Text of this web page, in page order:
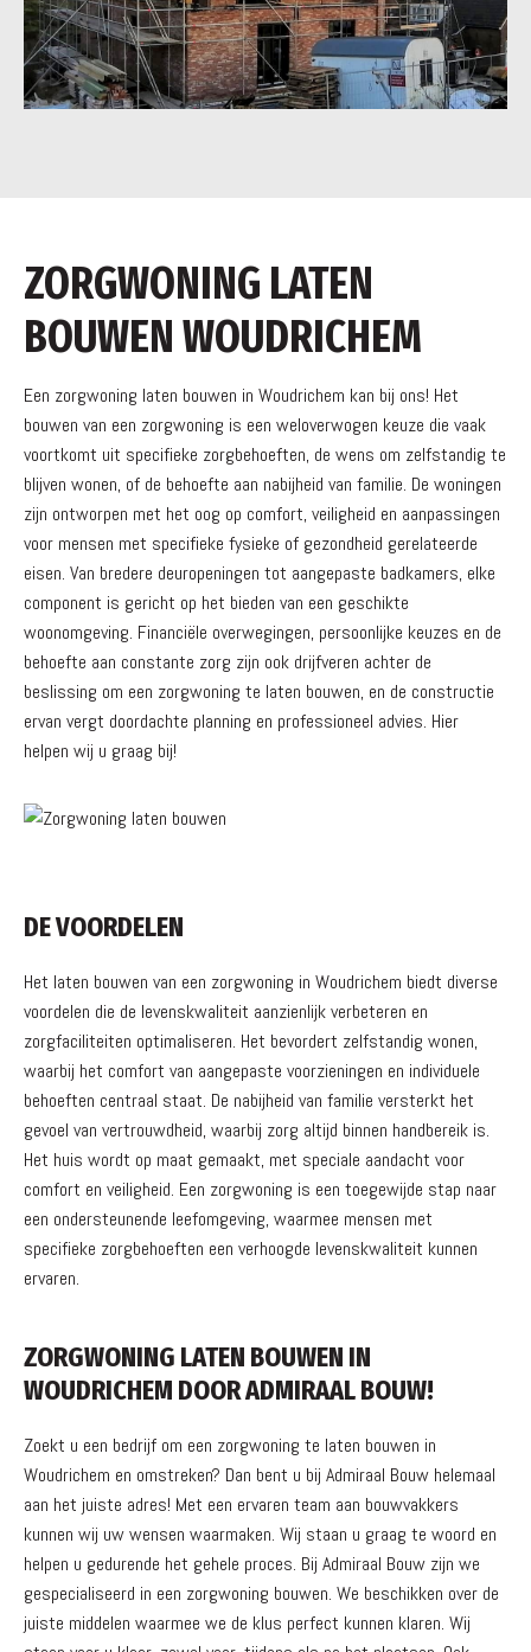
ZORGWONING LATEN
BOUWEN WOUDRICHEM
Een zorgwoning laten bouwen in Woudrichem kan bij ons! Het
bouwen van een zorgwoning is een weloverwogen keuze die vaak
voortkomt uit specifieke zorgbehoeften, de wens om zelfstandig te
blijven wonen, of de behoefte aan nabijheid van familie. De woningen
zijn ontworpen met het oog op comfort, veiligheid en aanpassingen
voor mensen met specifieke fysieke of gezondheid gerelateerde
eisen. Van bredere deuropeningen tot aangepaste badkamers, elke
component is gericht op het bieden van een geschikte
woonomgeving. Financiële overwegingen, persoonlijke keuzes en de
behoefte aan constante zorg zijn ook drijfveren achter de
beslissing om een zorgwoning te laten bouwen, en de constructie
ervan vergt doordachte planning en professioneel advies. Hier
helpen wij u graag bij!
DE VOORDELEN
Het laten bouwen van een zorgwoning in Woudrichem biedt diverse
voordelen die de levenskwaliteit aanzienlijk verbeteren en
zorgfaciliteiten optimaliseren. Het bevordert zelfstandig wonen,
waarbij het comfort van aangepaste voorzieningen en individuele
behoeften centraal staat. De nabijheid van familie versterkt het
gevoel van vertrouwdheid, waarbij zorg altijd binnen handbereik is.
Het huis wordt op maat gemaakt, met speciale aandacht voor
comfort en veiligheid. Een zorgwoning is een toegewijde stap naar
een ondersteunende leefomgeving, waarmee mensen met
specifieke zorgbehoeften een verhoogde levenskwaliteit kunnen
ervaren.
ZORGWONING LATEN BOUWEN IN
WOUDRICHEM DOOR ADMIRAAL BOUW!
Zoekt u een bedrijf om een zorgwoning te laten bouwen in
Woudrichem en omstreken? Dan bent u bij Admiraal Bouw helemaal
aan het juiste adres! Met een ervaren team aan bouwvakkers
kunnen wij uw wensen waarmaken. Wij staan u graag te woord en
helpen u gedurende het gehele proces. Bij Admiraal Bouw zijn we
gespecialiseerd in een zorgwoning bouwen. We beschikken over de
juiste middelen waarmee we de klus perfect kunnen klaren. Wij